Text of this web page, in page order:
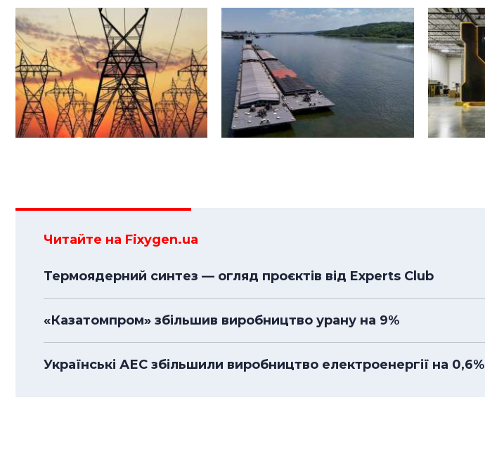
Читайте на Fixygen.ua
Термоядерний синтез — огляд проєктів від Experts Club
«Казатомпром» збільшив виробництво урану на 9%
Українські АЕС збільшили виробництво електроенергії на 0,6%